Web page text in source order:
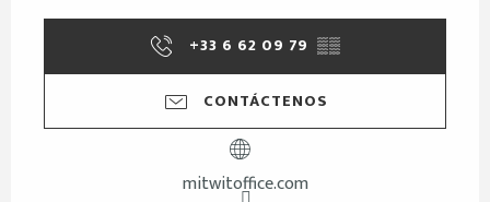
+33 6 62 09 79 ▒▒
CONTÁCTENOS
mitwitoffice.com